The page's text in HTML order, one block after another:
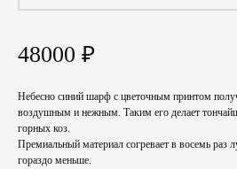
48000 ₽
Небесно синий шарф с цветочным принтом
воздушным и нежным. Таким его делает
горных коз.
Премиальный материал согревает в восемь раз
гораздо меньше.